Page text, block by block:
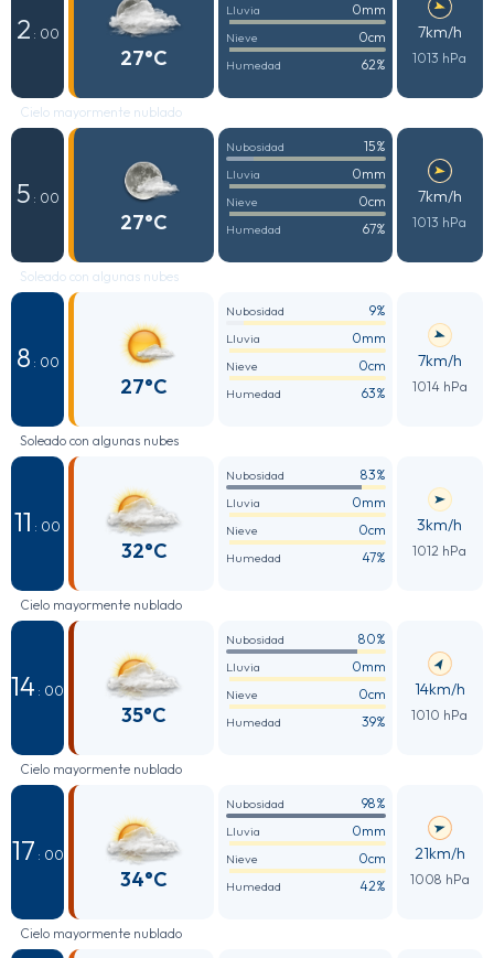
2 : 00
27°C
Lluvia 0mm
Nieve 0cm
Humedad 62%
7km/h
1013 hPa
Cielo mayormente nublado
5 : 00
27°C
Nubosidad 15%
Lluvia 0mm
Nieve 0cm
Humedad 67%
7km/h
1013 hPa
Soleado con algunas nubes
8 : 00
27°C
Nubosidad 9%
Lluvia 0mm
Nieve 0cm
Humedad 63%
7km/h
1014 hPa
Soleado con algunas nubes
11 : 00
32°C
Nubosidad 83%
Lluvia 0mm
Nieve 0cm
Humedad 47%
3km/h
1012 hPa
Cielo mayormente nublado
14 : 00
35°C
Nubosidad 80%
Lluvia 0mm
Nieve 0cm
Humedad 39%
14km/h
1010 hPa
Cielo mayormente nublado
17 : 00
34°C
Nubosidad 98%
Lluvia 0mm
Nieve 0cm
Humedad 42%
21km/h
1008 hPa
Cielo mayormente nublado